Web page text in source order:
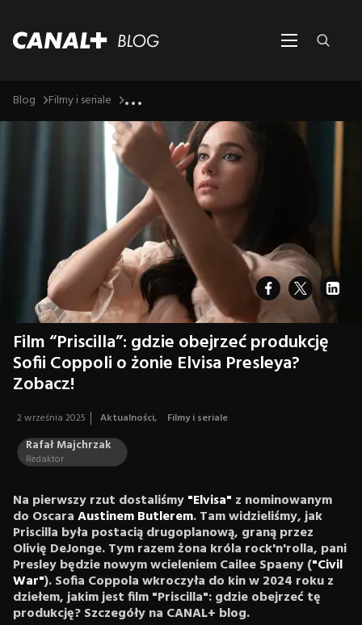
Blog Filmy i seriale ...
Film “Priscilla”: gdzie obejrzeć produkcję
Sofii Coppoli o żonie Elvisa Presleya?
Zobacz!
2 września 2025 Aktualności, Filmy i seriale
Rafał Majchrzak
Redaktor
Na pierwszy rzut dostaliśmy"Elvisa" z nominowanym
do OscaraAustinem Butlerem. Tam widzieliśmy, jak
Priscilla była postacią drugoplanową, graną przez
Olivię DeJonge. Tym razem żona króla rock'n'rolla, pani
Presley będzie nowym wcieleniem Cailee Spaeny ("Civil
War").Sofia Coppola wkroczyła do kin w 2024 roku z
dziełem, jakim jest film "Priscilla": gdzie obejrzeć tę
produkcję? Szczegóły na CANAL+ blog.